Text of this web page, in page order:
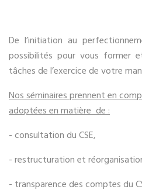
De l’initiation au
possibilités pour vous former
tâches de l’exercice de votre
Nos séminaires prennent en
adoptées en matière de :
- consultation du CSE,
- restructuration et
- transparence des comptes du